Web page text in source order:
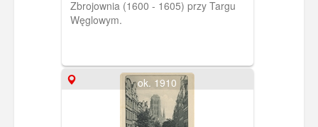
Zbrojownia (1600 - 1605) przy Targu
Węglowym.
ok. 1910